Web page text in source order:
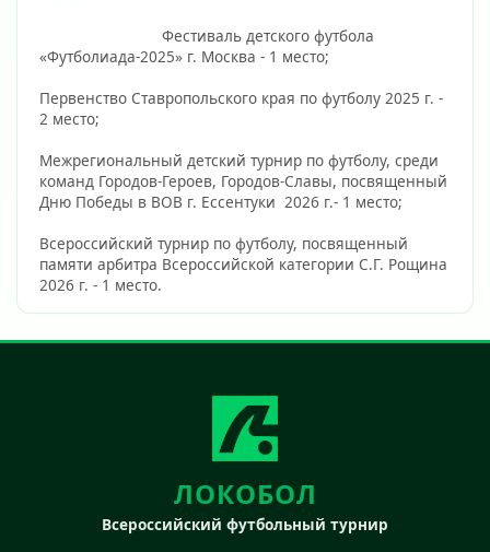
«Футболиада-2025» г. Москва - 1 место;
Первенство Ставропольского края по футболу 2025 г. -
2 место;
Межрегиональный детский турнир по футболу, среди
команд Городов-Героев, Городов-Славы, посвященный
Дню Победы в ВОВ г. Ессентуки  2026 г.- 1 место;
Всероссийский турнир по футболу, посвященный
памяти арбитра Всероссийской категории С.Г. Рощина
2026 г. - 1 место.
ЛОКОБОЛ
Всероссийский футбольный турнир